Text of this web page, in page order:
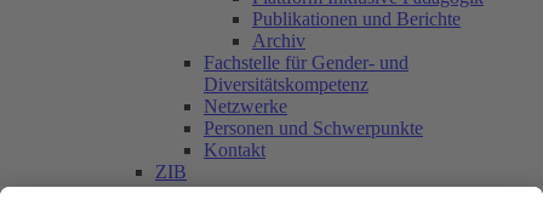
Publikationen und Berichte
Archiv
Fachstelle für Gender- und
Diversitätskompetenz
Netzwerke
Personen und Schwerpunkte
Kontakt
ZIB
Päd. Praktische Studien